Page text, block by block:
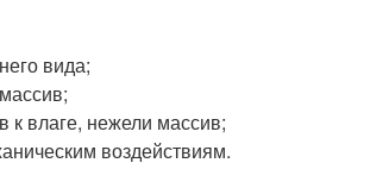
вида;
к влаге, нежели массив;
воздействиям.